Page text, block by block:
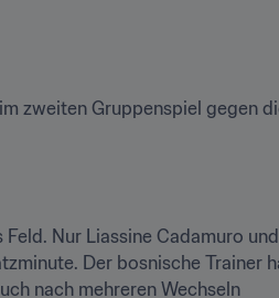
zweiten Gruppenspiel gegen
Nur Liassine Cadamuro
Der bosnische Trainer
nach mehreren Wechseln